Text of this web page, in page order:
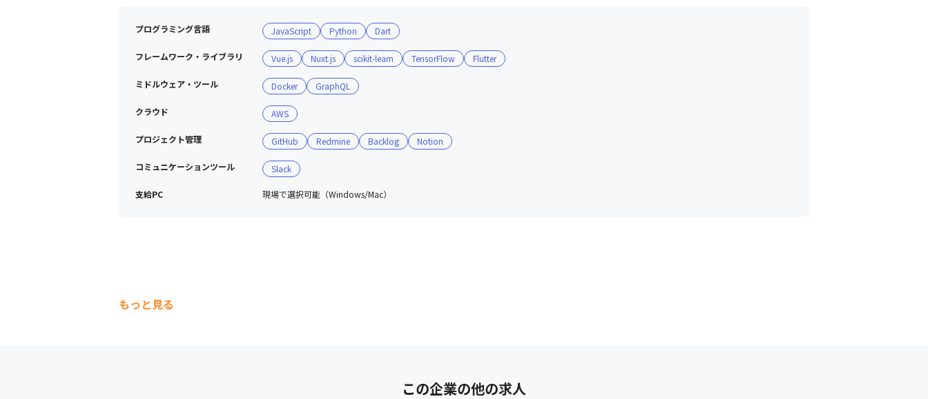
プログラミング言語 JavaScript Python Dart
フレームワーク・ライブラリ Vue.js Nuxt.js scikit-learn TensorFlow Flutter
ミドルウェア・ツール Docker GraphQL
クラウド AWS
プロジェクト管理 GitHub Redmine Backlog Notion
コミュニケーションツール Slack
支給PC 現場で選択可能（Windows/Mac）
もっと見る
この企業の他の求人